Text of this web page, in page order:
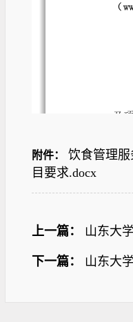
附件：
饮食管理
目要求.docx
上一篇： 山东大
下一篇： 山东大